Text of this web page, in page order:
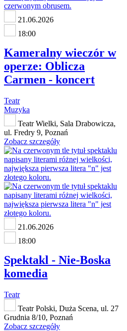
21.06.2026
18:00
Kameralny wieczór w
operze: Oblicza
Carmen - koncert
Teatr
Muzyka
Teatr Wielki, Sala Drabowicza,
ul. Fredry 9, Poznań
Zobacz szczegóły
21.06.2026
18:00
Spektakl - Nie-Boska
komedia
Teatr
Teatr Polski, Duża Scena, ul. 27
Grudnia 8/10, Poznań
Zobacz szczegóły